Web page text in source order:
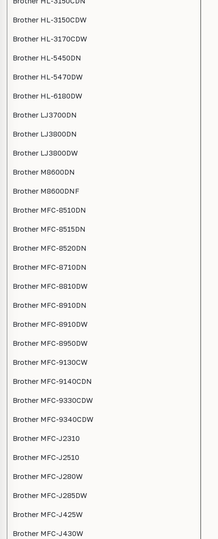
Brother HL-3150CDW
Brother HL-3170CDW
Brother HL-5450DN
Brother HL-5470DW
Brother HL-6180DW
Brother LJ3700DN
Brother LJ3800DN
Brother LJ3800DW
Brother M8600DN
Brother M8600DNF
Brother MFC-8510DN
Brother MFC-8515DN
Brother MFC-8520DN
Brother MFC-8710DN
Brother MFC-8810DW
Brother MFC-8910DN
Brother MFC-8910DW
Brother MFC-8950DW
Brother MFC-9130CW
Brother MFC-9140CDN
Brother MFC-9330CDW
Brother MFC-9340CDW
Brother MFC-J2310
Brother MFC-J2510
Brother MFC-J280W
Brother MFC-J285DW
Brother MFC-J425W
Brother MFC-J430W